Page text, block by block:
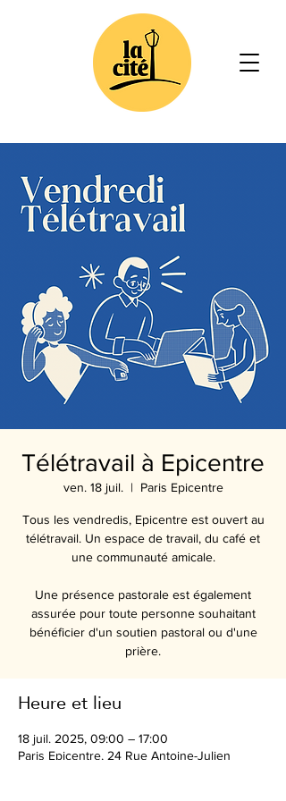
Télétravail à Epicentre
ven. 18 juil.
  |
Paris Epicentre
Tous les vendredis, Epicentre est ouvert au
télétravail. Un espace de travail, du café et
une communauté amicale.
Une présence pastorale est également
assurée pour toute personne souhaitant
bénéficier d'un soutien pastoral ou d'une
Heure et lieu
18 juil. 2025, 09:00 – 17:00
Paris Epicentre, 24 Rue Antoine-Julien